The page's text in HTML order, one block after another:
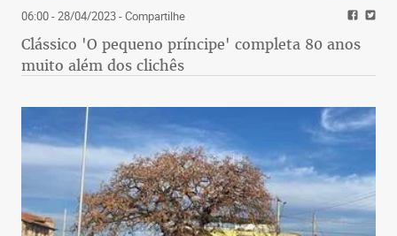
06:00 - 28/04/2023- Compartilhe
Clássico 'O pequeno príncipe' completa 80 anos
muito além dos clichês